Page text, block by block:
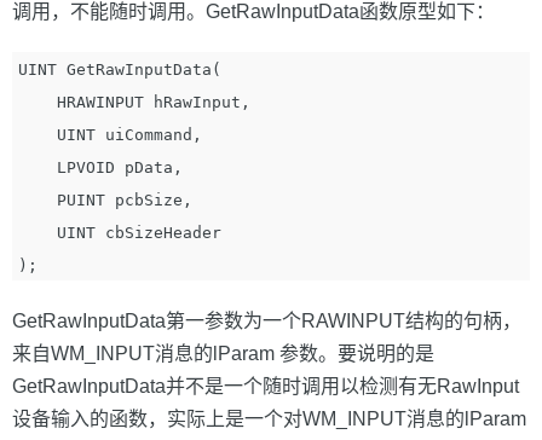
调用，不能随时调用。GetRawInputData函数原型如下：
UINT GetRawInputData(
HRAWINPUT hRawInput,
UINT uiCommand,
LPVOID pData,
PUINT pcbSize,
UINT cbSizeHeader
GetRawInputData第一参数为一个RAWINPUT结构的句柄，
来自WM_INPUT消息的lParam 参数。要说明的是
GetRawInputData并不是一个随时调用以检测有无RawInput
设备输入的函数，实际上是一个对WM_INPUT消息的lParam